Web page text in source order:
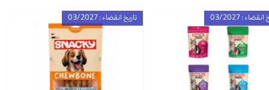
تاریخ انقضاء : 03/2027 : 03/2027